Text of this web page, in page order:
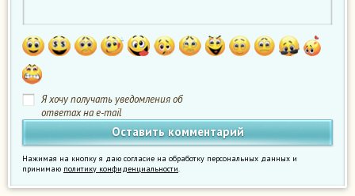
Я хочу получать уведомления об
ответах на e-mail
Нажимая на кнопку я даю согласие на обработку персональных данных и
принимаю политику конфиденциальности.